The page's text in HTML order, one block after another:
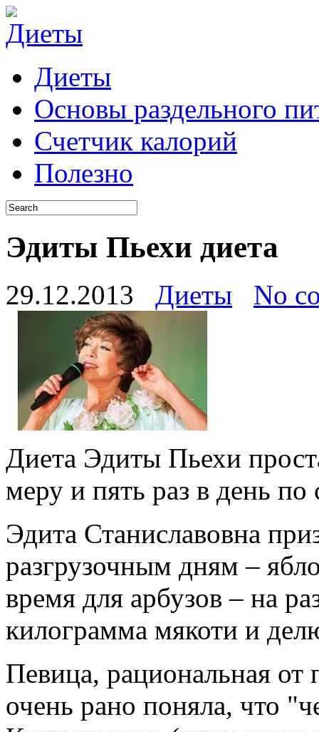
Диеты
Основы раздельного
Счетчик калорий
Полезно
Эдиты Пьехи диета
29.12.2013 Диеты No
Диета Эдиты Пьехи
меру и пять раз в день
Эдита Станиславовна
разгрузочным дням –
время для арбузов – на
килограмма мякоти и
Певица, рациональная от
очень рано поняла, что